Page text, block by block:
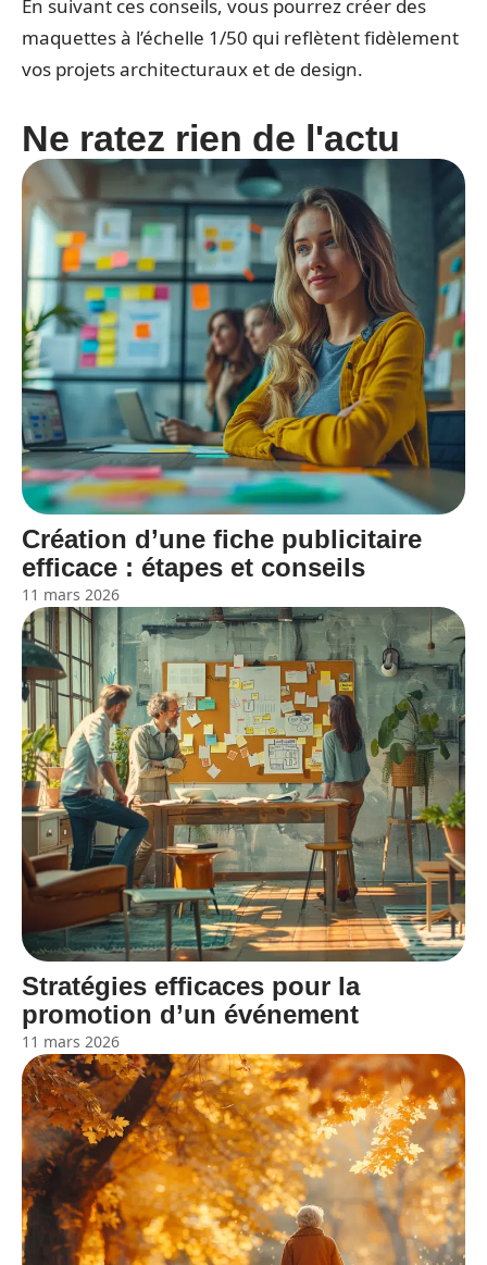
En suivant ces conseils, vous pourrez créer des
maquettes à l’échelle 1/50 qui reflètent fidèlement
vos projets architecturaux et de design.
Ne ratez rien de l'actu
Création d’une fiche publicitaire
efficace : étapes et conseils
11 mars 2026
Stratégies efficaces pour la
promotion d’un événement
11 mars 2026